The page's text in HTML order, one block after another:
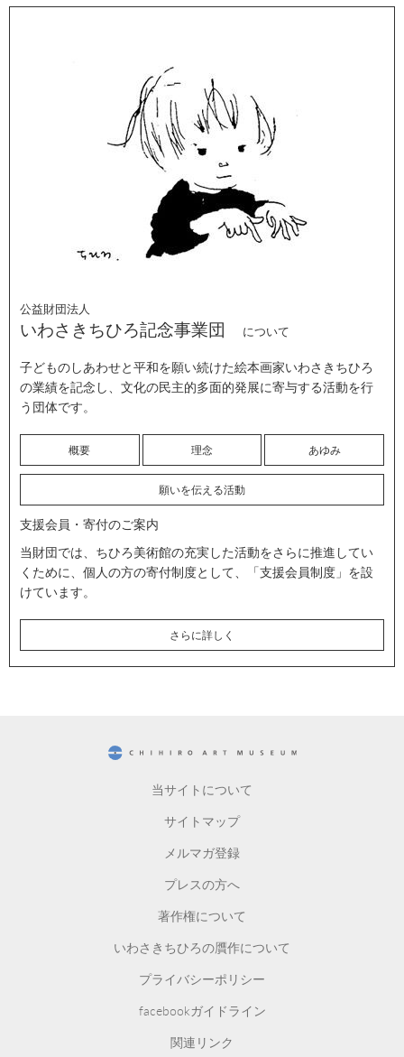
公益財団法人
いわさきちひろ記念事業団 について
子どものしあわせと平和を願い続けた絵本画家いわさきちひろ
の業績を記念し、文化の民主的多面的発展に寄与する活動を行
う団体です。
概要 理念 あゆみ
願いを伝える活動
支援会員・寄付のご案内
当財団では、ちひろ美術館の充実した活動をさらに推進してい
くために、個人の方の寄付制度として、「支援会員制度」を設
けています。
さらに詳しく
当サイトについて
サイトマップ
メルマガ登録
プレスの方へ
著作権について
いわさきちひろの贋作について
プライバシーポリシー
facebookガイドライン
関連リンク